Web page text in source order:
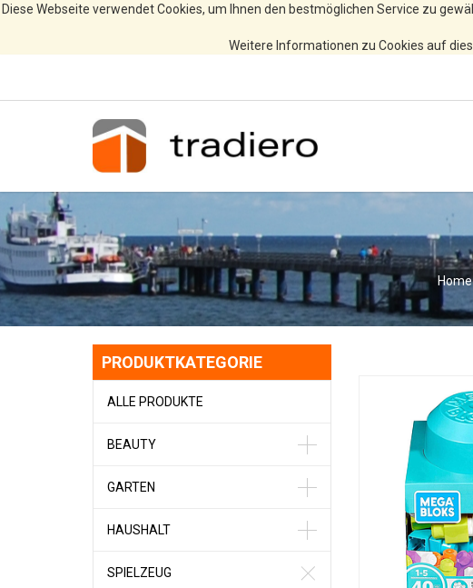
Diese Webseite verwendet Cookies, um Ihnen den bestmöglichen Service zu
Weitere Informationen zu Cookies auf
Home
PRODUKTKATEGORIE
ALLE PRODUKTE
BEAUTY
GARTEN
HAUSHALT
SPIELZEUG